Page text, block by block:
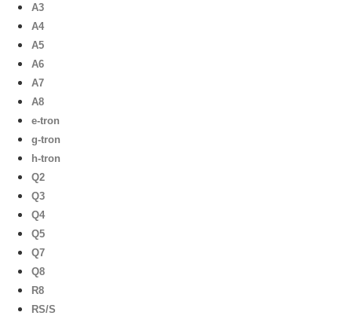
A3
A4
A5
A6
A7
A8
e-tron
g-tron
h-tron
Q2
Q3
Q4
Q5
Q7
Q8
R8
RS/S